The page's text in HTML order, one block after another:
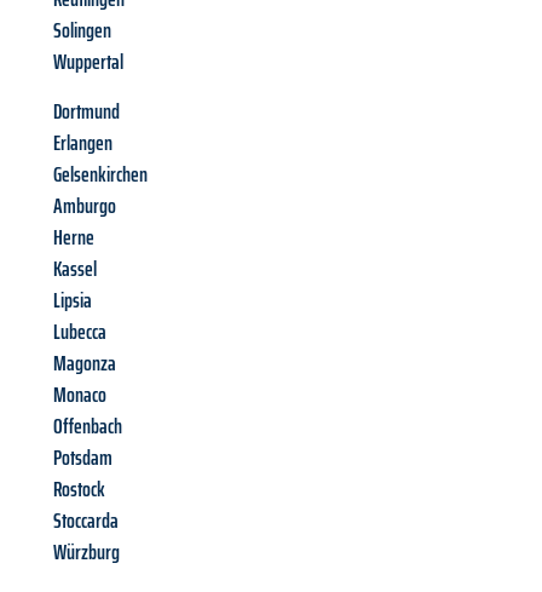
Solingen
Wuppertal
Dortmund
Erlangen
Gelsenkirchen
Amburgo
Herne
Kassel
Lipsia
Lubecca
Magonza
Monaco
Offenbach
Potsdam
Rostock
Stoccarda
Würzburg